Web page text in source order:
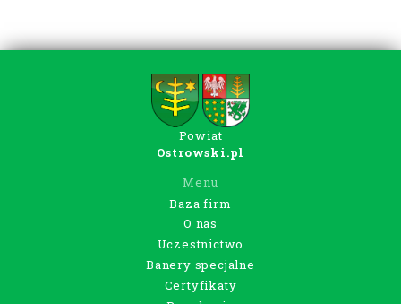
Powiat
Ostrowski.pl
Menu
Baza firm
O nas
Uczestnictwo
Banery specjalne
Certyfikaty